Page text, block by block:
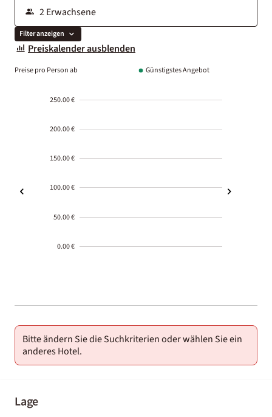
Filter anzeigen
Preiskalender ausblenden
Preise pro Person ab Günstigstes Angebot
250.00 €
200.00 €
150.00 €
100.00 €
50.00 €
0.00 €
01-02
Bitte ändern Sie die Suchkriterien oder wählen Sie ein
anderes Hotel.
Lage